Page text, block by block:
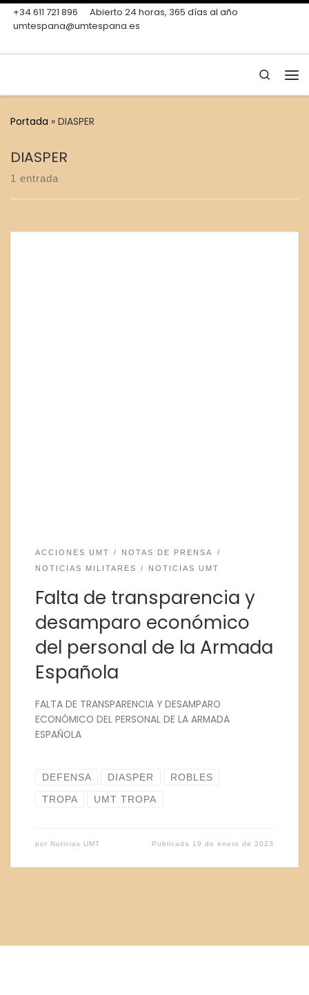
Skip to content
+34 611 721 896
Abierto 24 horas, 365 días al año
umtespana@umtespana.es
Search
Portada » DIASPER
DIASPER
1 entrada
ACCIONES UMT
NOTAS DE PRENSA
NOTICIAS MILITARES
NOTICIAS UMT
Falta de transparencia y
desamparo económico
del personal de la Armada
Española
FALTA DE TRANSPARENCIA Y DESAMPARO
ECONÓMICO DEL PERSONAL DE LA ARMADA
ESPAÑOLA
DEFENSA DIASPER ROBLES
TROPA UMT TROPA
por Noticias UMT Publicada 19 de enero de 2023